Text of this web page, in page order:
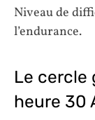
Niveau de
l’endurance.
Le cercle
heure 30